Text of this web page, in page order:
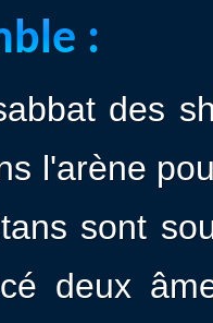
:
des
l'arène
sont
deux